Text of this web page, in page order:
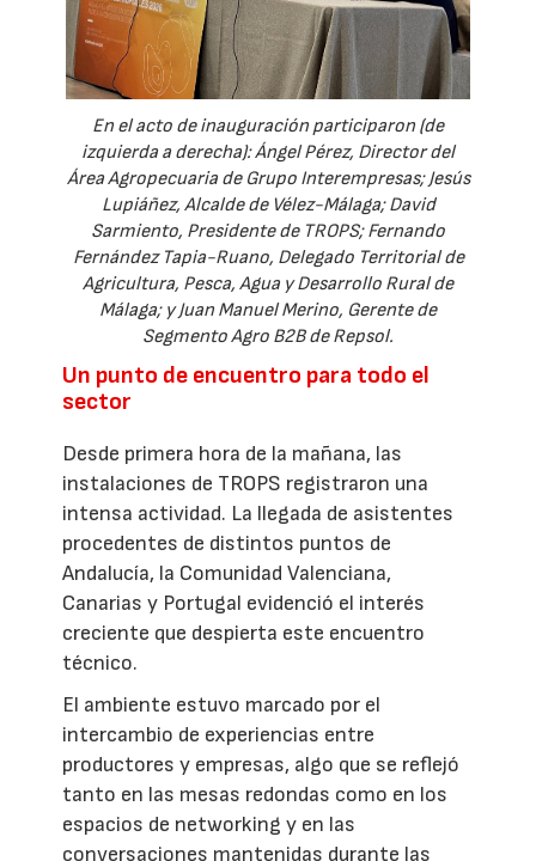
En el acto de inauguración participaron (de
izquierda a derecha): Ángel Pérez, Director del
Área Agropecuaria de Grupo Interempresas; Jesús
Lupiáñez, Alcalde de Vélez-Málaga; David
Sarmiento, Presidente de TROPS; Fernando
Fernández Tapia-Ruano, Delegado Territorial de
Agricultura, Pesca, Agua y Desarrollo Rural de
Málaga; y Juan Manuel Merino, Gerente de
Segmento Agro B2B de Repsol.
Un punto de encuentro para todo el
sector
Desde primera hora de la mañana, las
instalaciones de TROPS registraron una
intensa actividad. La llegada de asistentes
procedentes de distintos puntos de
Andalucía, la Comunidad Valenciana,
Canarias y Portugal evidenció el interés
creciente que despierta este encuentro
técnico.
El ambiente estuvo marcado por el
intercambio de experiencias entre
productores y empresas, algo que se reflejó
tanto en las mesas redondas como en los
espacios de networking y en las
conversaciones mantenidas durante las